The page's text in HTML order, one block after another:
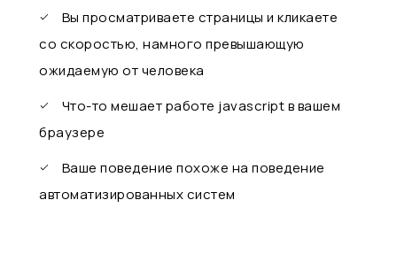
Вы просматриваете страницы и кликаете
со скоростью, намного превышающую
ожидаемую от человека
Что-то мешает работе javascript в вашем
браузере
Ваше поведение похоже на поведение
автоматизированных систем